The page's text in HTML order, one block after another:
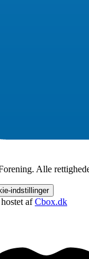
Alle
indstillinger
afCbox.dk